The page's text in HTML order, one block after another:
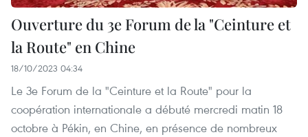
Ouverture du 3e Forum de la "Ceinture et
la Route" en Chine
18/10/2023 04:34
Le 3e Forum de la "Ceinture et la Route" pour la
coopération internationale a débuté mercredi matin 18
octobre à Pékin, en Chine, en présence de nombreux